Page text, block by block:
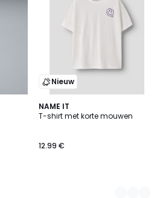
Nieuw
NAME IT
T-shirt met korte mouwen
12.99 €
2
Kleuren